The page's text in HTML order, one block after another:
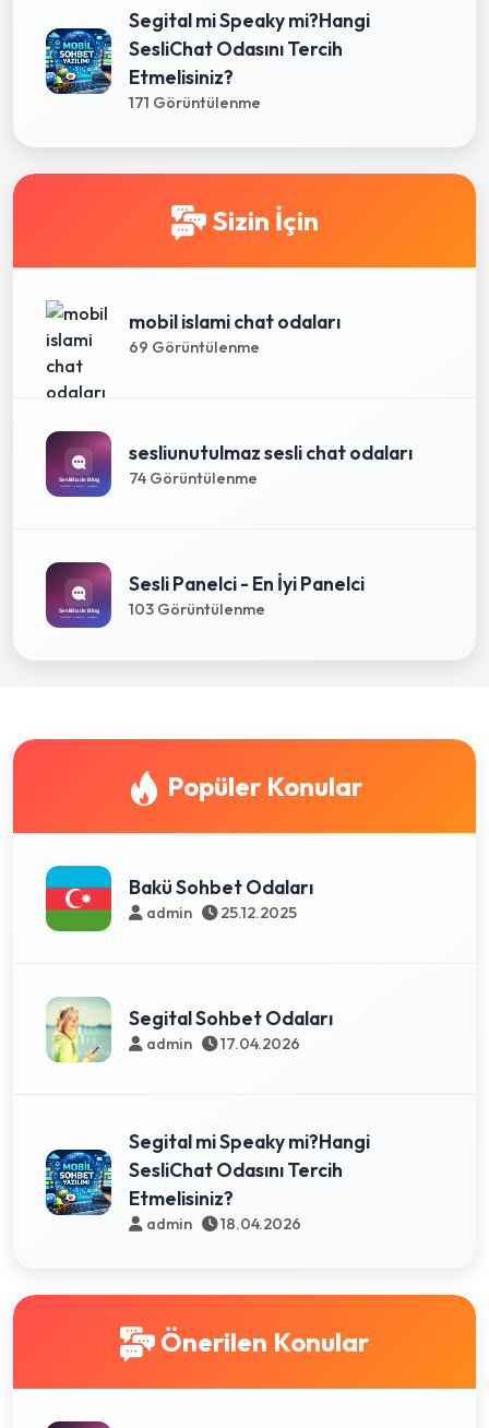
Segital mi Speaky mi?Hangi
SesliChat Odasını Tercih
Etmelisiniz?
171 Görüntülenme
Sizin İçin
mobil islami chat odaları
69 Görüntülenme
sesliunutulmaz sesli chat odaları
74 Görüntülenme
Sesli Panelci - En İyi Panelci
103 Görüntülenme
Popüler Konular
Bakü Sohbet Odaları
admin 25.12.2025
Segital Sohbet Odaları
admin 17.04.2026
Segital mi Speaky mi?Hangi
SesliChat Odasını Tercih
Etmelisiniz?
admin 18.04.2026
Önerilen Konular